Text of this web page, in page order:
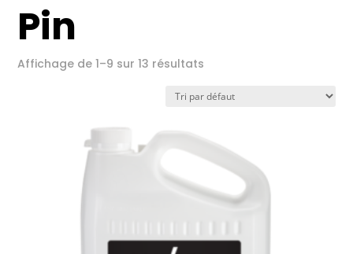
Pin
Affichage de 1–9 sur 13 résultats